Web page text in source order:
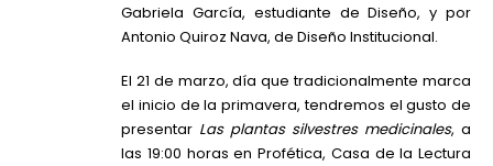
Gabriela García, estudiante de Diseño, y por
Antonio Quiroz Nava, de Diseño Institucional.
El 21 de marzo, día que tradicionalmente marca
el inicio de la primavera, tendremos el gusto de
presentar Las plantas silvestres medicinales, a
las 19:00 horas en Profética, Casa de la Lectura